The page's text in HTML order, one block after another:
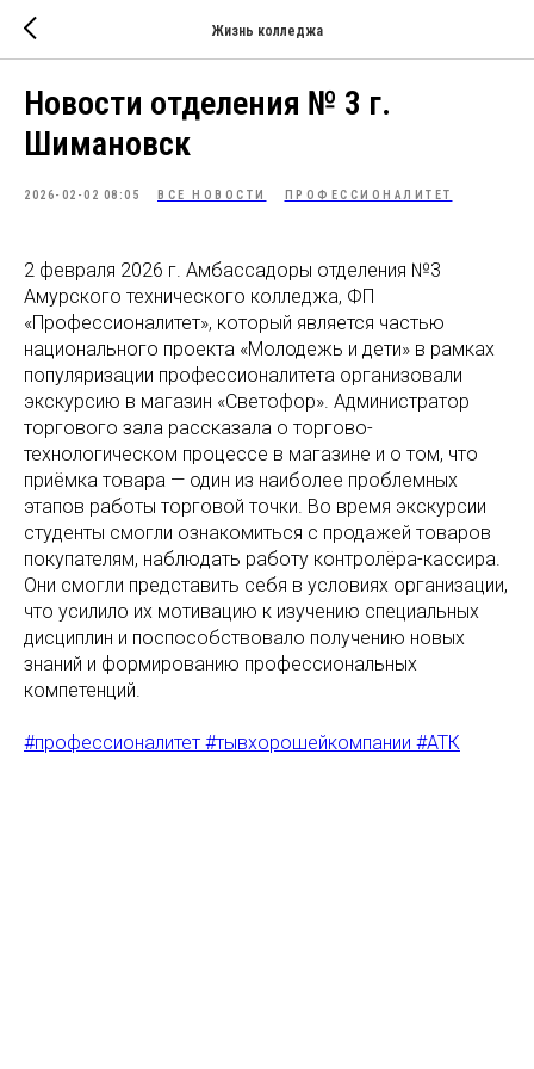
Жизнь колледжа
Новости отделения № 3 г.
Шимановск
2026-02-02 08:05 ВСЕ НОВОСТИ ПРОФЕССИОНАЛИТЕТ
2 февраля 2026 г. Амбассадоры отделения №3
Амурского технического колледжа, ФП
«Профессионалитет», который является частью
национального проекта «Молодежь и дети» в рамках
популяризации профессионалитета организовали
экскурсию в магазин «Светофор». Администратор
торгового зала рассказала о торгово-
технологическом процессе в магазине и о том, что
приёмка товара — один из наиболее проблемных
этапов работы торговой точки. Во время экскурсии
студенты смогли ознакомиться с продажей товаров
покупателям, наблюдать работу контролёра-кассира.
Они смогли представить себя в условиях организации,
что усилило их мотивацию к изучению специальных
дисциплин и поспособствовало получению новых
знаний и формированию профессиональных
компетенций.
#профессионалитет #тывхорошейкомпании #АТК